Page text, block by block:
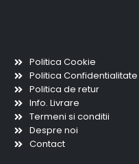
Politica Cookie
Politica Confidentialitate
Politica de retur
Info. Livrare
Termeni si conditii
Despre noi
Contact